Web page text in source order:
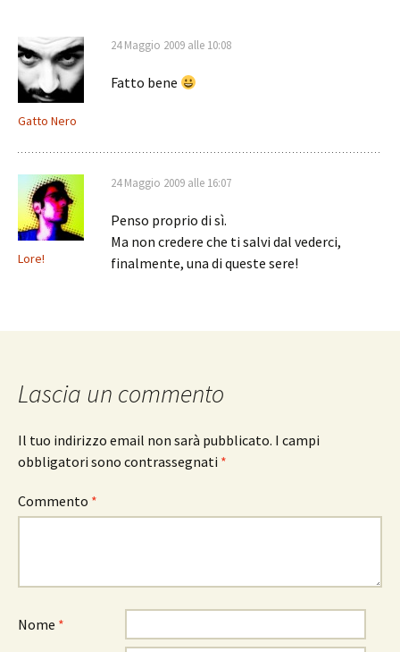
Gatto Nero
24 Maggio 2009 alle 10:08
Fatto bene
Lore!
24 Maggio 2009 alle 16:07
Penso proprio di sì.
Ma non credere che ti salvi dal vederci,
finalmente, una di queste sere!
Lascia un commento
Il tuo indirizzo email non sarà pubblicato. I campi
obbligatori sono contrassegnati *
Commento *
Nome *